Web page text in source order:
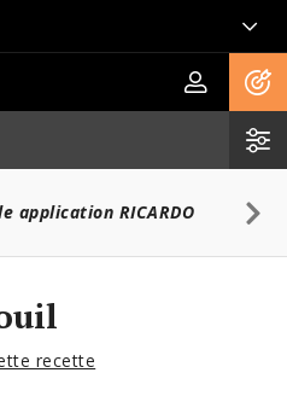
application RICARDO
recette